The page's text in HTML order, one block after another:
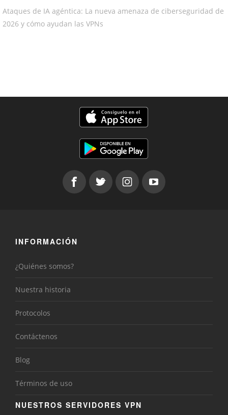
Ataques de IA agéntica: La nueva amenaza de ciberseguridad de
2026 y cómo ayudan las VPNs
INFORMACIÓN
¿Quiénes somos?
Nuestra historia
Protocolos
Contáctenos
Blog
Términos de uso
NUESTROS SERVIDORES VPN